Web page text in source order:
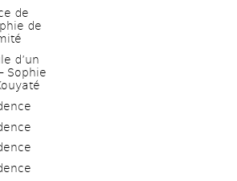
de
de
d’un
Sophie